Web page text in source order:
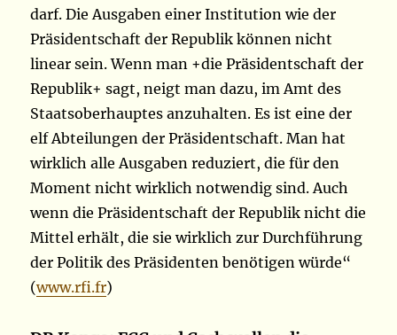
darf. Die Ausgaben einer Institution wie der
Präsidentschaft der Republik können nicht
linear sein. Wenn man +die Präsidentschaft der
Republik+ sagt, neigt man dazu, im Amt des
Staatsoberhauptes anzuhalten. Es ist eine der
elf Abteilungen der Präsidentschaft. Man hat
wirklich alle Ausgaben reduziert, die für den
Moment nicht wirklich notwendig sind. Auch
wenn die Präsidentschaft der Republik nicht die
Mittel erhält, die sie wirklich zur Durchführung
der Politik des Präsidenten benötigen würde“
(www.rfi.fr)